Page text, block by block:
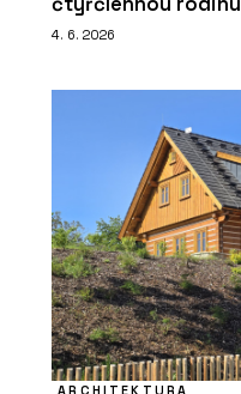
4. 6. 2026
ARCHITEKTURA